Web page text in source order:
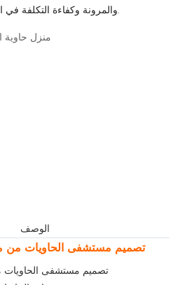
والمرونة وكفاءة التكلفة في التوسع في مجال الرعاية الصحية.
منزل
الوصف
تصميم مستشفى الحاويات من